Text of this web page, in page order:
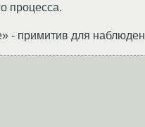
процесса.
- примитив для